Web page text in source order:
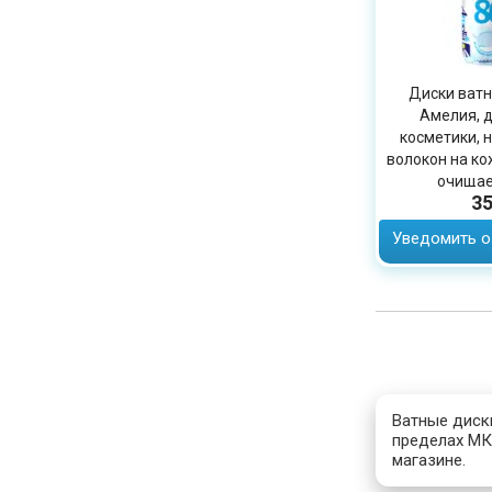
Диски
Амелия,
косметики,
волокон на
Уведомить
Ватные
пределах
магазине.